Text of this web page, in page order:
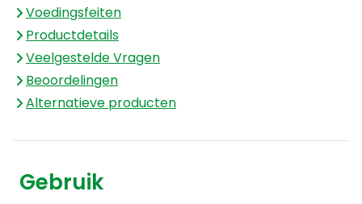
ingrediëntenlijst.
Voedingsfeiten
Productdetails
Veelgestelde Vragen
Beoordelingen
Alternatieve producten
Gebruik